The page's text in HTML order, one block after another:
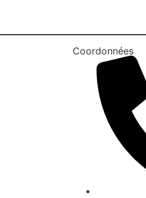
Coordonnées